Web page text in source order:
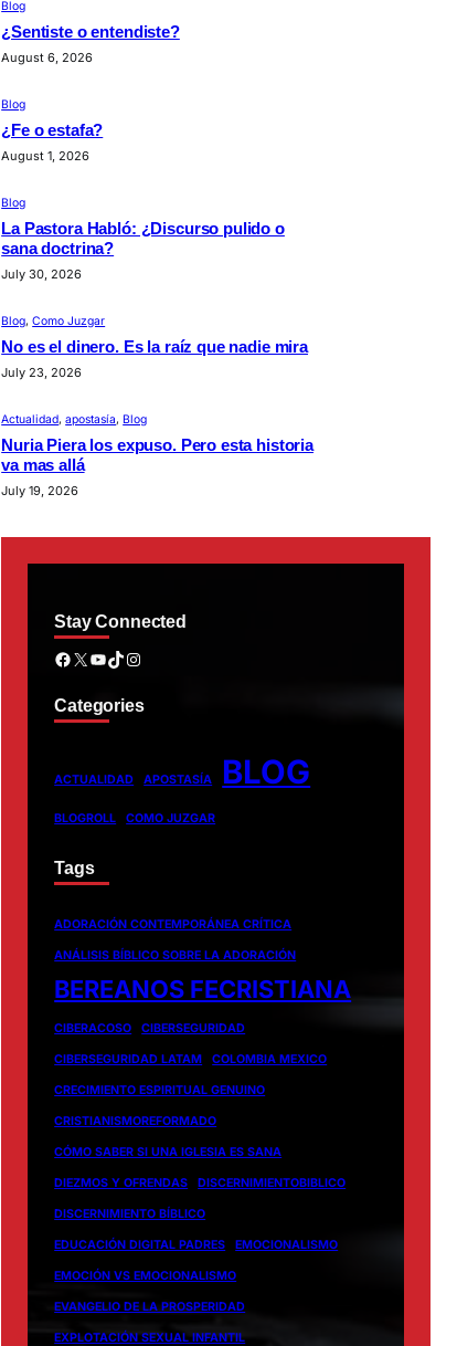
Blog
¿Sentiste o entendiste?
August 6, 2026
Blog
¿Fe o estafa?
August 1, 2026
Blog
La Pastora Habló: ¿Discurso pulido o
sana doctrina?
July 30, 2026
Blog, Como Juzgar
No es el dinero. Es la raíz que nadie mira
July 23, 2026
Actualidad, apostasía, Blog
Nuria Piera los expuso. Pero esta historia
va mas allá
July 19, 2026
Stay Connected
Facebook X YouTube TikTok Instagram
Categories
ACTUALIDAD APOSTASÍA BLOG
BLOGROLL COMO JUZGAR
Tags
ADORACIÓN CONTEMPORÁNEA CRÍTICA
ANÁLISIS BÍBLICO SOBRE LA ADORACIÓN
BEREANOS FECRISTIANA
CIBERACOSO CIBERSEGURIDAD
CIBERSEGURIDAD LATAM COLOMBIA MEXICO
CRECIMIENTO ESPIRITUAL GENUINO
CRISTIANISMOREFORMADO
CÓMO SABER SI UNA IGLESIA ES SANA
DIEZMOS Y OFRENDAS DISCERNIMIENTOBIBLICO
DISCERNIMIENTO BÍBLICO
EDUCACIÓN DIGITAL PADRES EMOCIONALISMO
EMOCIÓN VS EMOCIONALISMO
EVANGELIO DE LA PROSPERIDAD
EXPLOTACIÓN SEXUAL INFANTIL